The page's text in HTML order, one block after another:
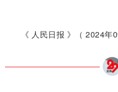
《 人民日报 》（ 2024年